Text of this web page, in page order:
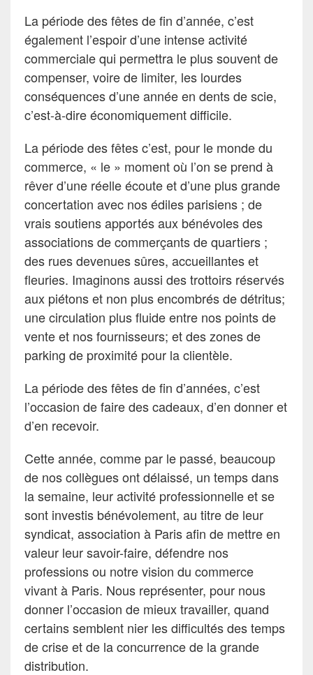
La période des fêtes de fin d’année, c’est
également l’espoir d’une intense activité
commerciale qui permettra le plus souvent de
compenser, voire de limiter, les lourdes
conséquences d’une année en dents de scie,
c’est-à-dire économiquement difficile.
La période des fêtes c’est, pour le monde du
commerce, « le » moment où l’on se prend à
rêver d’une réelle écoute et d’une plus grande
concertation avec nos édiles parisiens ; de
vrais soutiens apportés aux bénévoles des
associations de commerçants de quartiers ;
des rues devenues sûres, accueillantes et
fleuries. Imaginons aussi des trottoirs réservés
aux piétons et non plus encombrés de détritus;
une circulation plus fluide entre nos points de
vente et nos fournisseurs; et des zones de
parking de proximité pour la clientèle.
La période des fêtes de fin d’années, c’est
l’occasion de faire des cadeaux, d’en donner et
d’en recevoir.
Cette année, comme par le passé, beaucoup
de nos collègues ont délaissé, un temps dans
la semaine, leur activité professionnelle et se
sont investis bénévolement, au titre de leur
syndicat, association à Paris afin de mettre en
valeur leur savoir-faire, défendre nos
professions ou notre vision du commerce
vivant à Paris. Nous représenter, pour nous
donner l’occasion de mieux travailler, quand
certains semblent nier les difficultés des temps
de crise et de la concurrence de la grande
distribution.